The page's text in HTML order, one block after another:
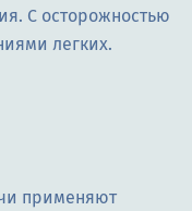
С осторожностью
легких.
применяют